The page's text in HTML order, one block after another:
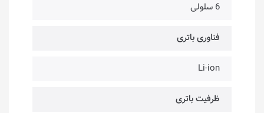
6 سلولی
فناوری باتری
Li-ion
ظرفیت باتری